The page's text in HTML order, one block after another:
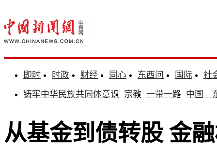
即时 时政 财经 同心 东西问 国际
社
铸牢中华民族共同体意识 宗教 一带一路 中国—
从基金到债转股 金